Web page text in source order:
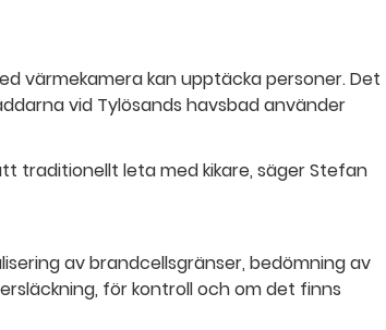
värmekamera kan upptäcka personer. Det
vid Tylösands havsbad använder
traditionellt leta med kikare, säger Stefan
av brandcellsgränser, bedömning av
för kontroll och om det finns